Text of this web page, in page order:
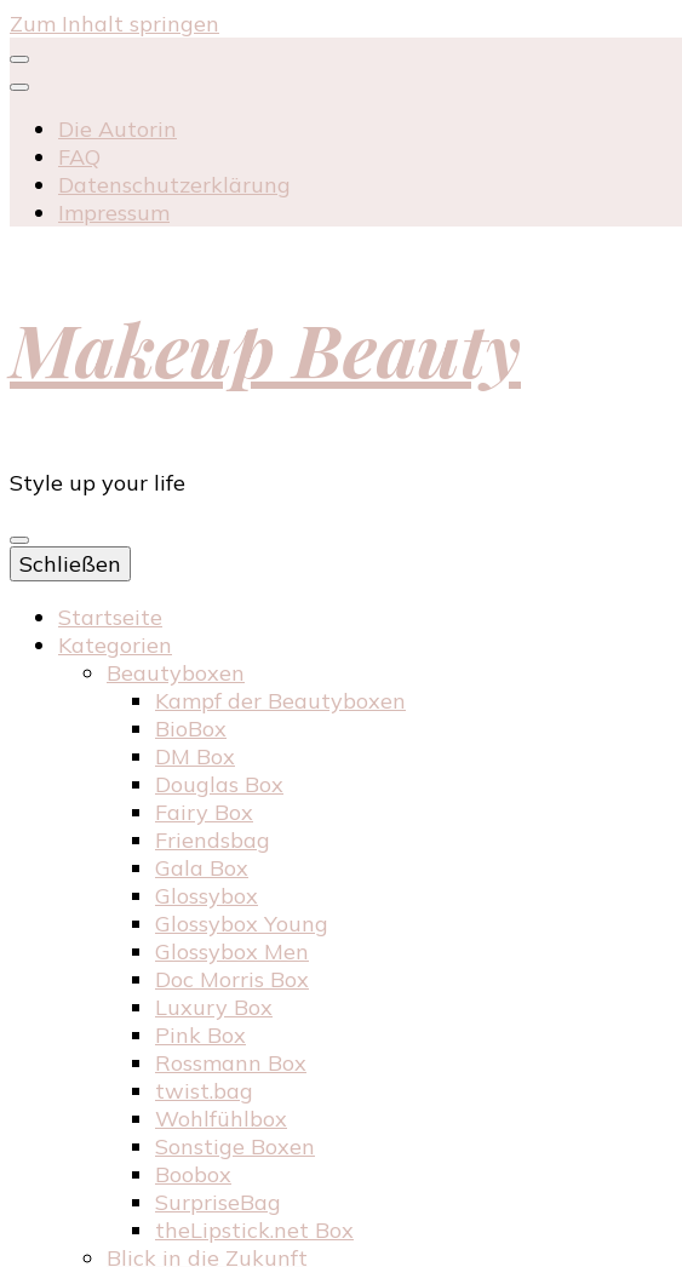
Zum Inhalt springen
Die Autorin
FAQ
Datenschutzerklärung
Impressum
Makeup Beauty
Style up your life
Schließen
Startseite
Kategorien
Beautyboxen
Kampf der Beautyboxen
BioBox
DM Box
Douglas Box
Fairy Box
Friendsbag
Gala Box
Glossybox
Glossybox Young
Glossybox Men
Doc Morris Box
Luxury Box
Pink Box
Rossmann Box
twist.bag
Wohlfühlbox
Sonstige Boxen
Boobox
SurpriseBag
theLipstick.net Box
Blick in die Zukunft